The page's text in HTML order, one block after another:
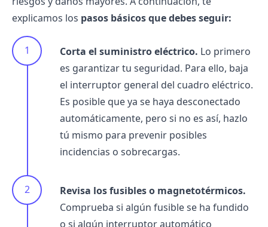
explicamos los pasos básicos que debes seguir:
Corta el suministro eléctrico. Lo primero
es garantizar tu seguridad. Para ello, baja
el interruptor general del cuadro eléctrico.
Es posible que ya se haya desconectado
automáticamente, pero si no es así, hazlo
tú mismo para prevenir posibles
incidencias o sobrecargas.
Revisa los fusibles o magnetotérmicos.
Comprueba si algún fusible se ha fundido
o si algún interruptor automático